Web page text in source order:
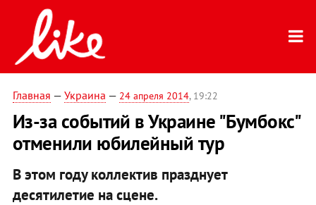
Главная — Украина — 24 апреля 2014, 19:22
Из-за событий в Украине "Бумбокс"
отменили юбилейный тур
В этом году коллектив празднует
десятилетие на сцене.